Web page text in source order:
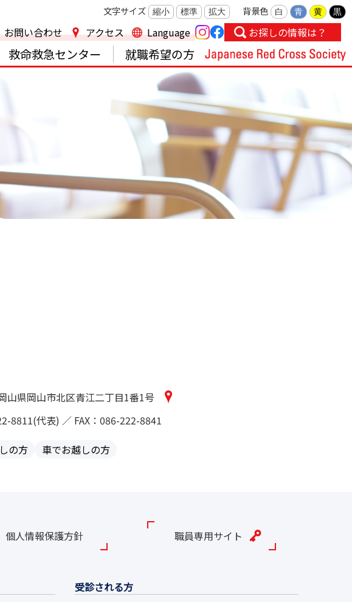
文字サイズ 縮小 標準 拡大 背景色 白 青 黄 黒
お問い合わせ アクセス Language お探しの情報は？
救命救急センター 就職希望の方
山県岡山市北区青江二丁目1番1号
8811(代表) ／ FAX：086-222-8841
の方
車でお越しの方
個人情報保護方針 職員専用サイト
受診される方